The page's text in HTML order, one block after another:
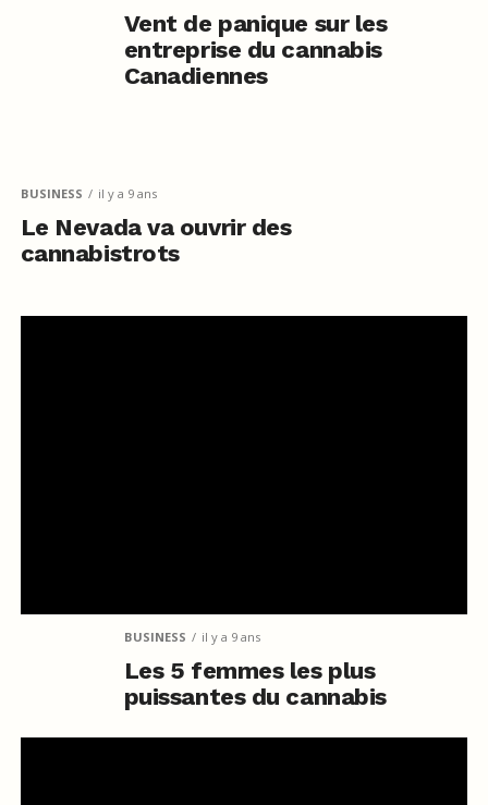
Vent de panique sur les
entreprise du cannabis
Canadiennes
BUSINESS il y a 9 ans
Le Nevada va ouvrir des
cannabistrots
BUSINESS il y a 9 ans
Les 5 femmes les plus
puissantes du cannabis